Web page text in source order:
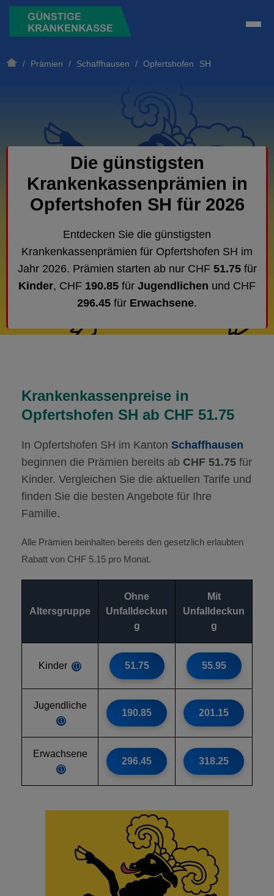
/ Prämien / Schaffhausen / Opfertshofen SH
Die günstigsten
Krankenkassenprämien in
Opfertshofen SH für 2026
Entdecken Sie die günstigsten
Krankenkassenprämien für Opfertshofen SH im
Jahr 2026. Prämien starten ab nur CHF 51.75für
Kinder, CHF 190.85 für Jugendlichen und CHF
296.45 für Erwachsene.
Krankenkassenpreise in
Opfertshofen SH ab CHF 51.75
In Opfertshofen SH im Kanton Schaffhausen
beginnen die Prämien bereits ab CHF 51.75 für
Kinder. Vergleichen Sie die aktuellen Tarife und
finden Sie die besten Angebote für Ihre
Familie.
Alle Prämien beinhalten bereits den gesetzlich erlaubten
Rabatt von CHF 5.15 pro Monat.
Altersgruppe
Ohne
Unfalldeckun
g
Mit
Unfalldeckun
g
Kinder ⓘ 51.75 55.95
Jugendliche
ⓘ
190.85 201.15
Erwachsene
ⓘ
296.45 318.25